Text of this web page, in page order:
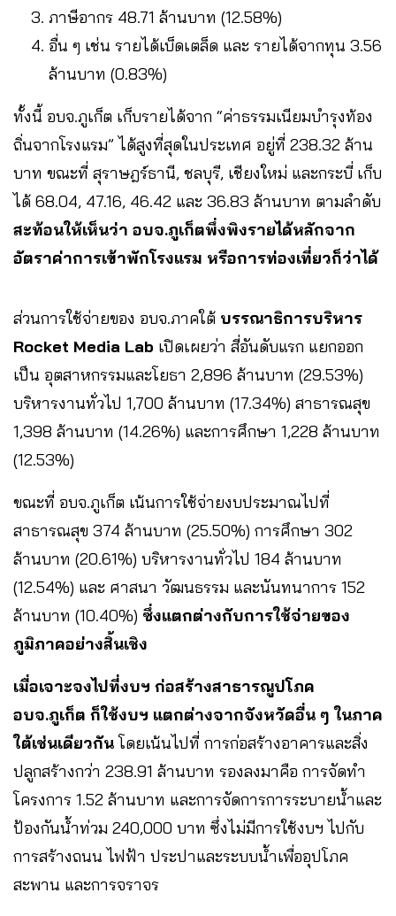
ภาษีอากร 48.71 ล้านบาท (12.58%)
อื่น ๆ เช่น รายได้เบ็ดเตล็ด และ รายได้จากทุน 3.56
ล้านบาท (0.83%)
ทั้งนี้ อบจ.ภูเก็ต เก็บรายได้จาก “ค่าธรรมเนียมบำรุงท้อง
ถิ่นจากโรงแรม” ได้สูงที่สุดในประเทศ อยู่ที่ 238.32 ล้าน
บาท ขณะที่ สุราษฎร์ธานี, ชลบุรี, เชียงใหม่ และกระบี่ เก็บ
ได้ 68.04, 47.16, 46.42 และ 36.83 ล้านบาท ตามลำดับ
สะท้อนให้เห็นว่า อบจ.ภูเก็ตพึ่งพิงรายได้หลักจาก
อัตราค่าการเข้าพักโรงแรม หรือการท่องเที่ยวก็ว่าได้
ส่วนการใช้จ่ายของ อบจ.ภาคใต้ บรรณาธิการบริหาร
Rocket Media Lab เปิดเผยว่า สี่อันดับแรก แยกออก
เป็น อุตสาหกรรมและโยธา 2,896 ล้านบาท (29.53%)
บริหารงานทั่วไป 1,700 ล้านบาท (17.34%) สาธารณสุข
1,398 ล้านบาท (14.26%) และการศึกษา 1,228 ล้านบาท
(12.53%)
ขณะที่ อบจ.ภูเก็ต เน้นการใช้จ่ายงบประมาณไปที่
สาธารณสุข 374 ล้านบาท (25.50%) การศึกษา 302
ล้านบาท (20.61%) บริหารงานทั่วไป 184 ล้านบาท
(12.54%) และ ศาสนา วัฒนธรรม และนันทนาการ 152
ล้านบาท (10.40%) ซึ่งแตกต่างกับการใช้จ่ายของ
ภูมิภาคอย่างสิ้นเชิง
เมื่อเจาะจงไปที่งบฯ ก่อสร้างสาธารณูปโภค
อบจ.ภูเก็ต ก็ใช้งบฯ แตกต่างจากจังหวัดอื่น ๆ ในภาค
ใต้เช่นเดียวกันโดยเน้นไปที่ การก่อสร้างอาคารและสิ่ง
ปลูกสร้างกว่า 238.91 ล้านบาท รองลงมาคือ การจัดทำ
โครงการ 1.52 ล้านบาท และการจัดการการระบายน้ำและ
ป้องกันน้ำท่วม 240,000 บาท ซึ่งไม่มีการใช้งบฯ ไปกับ
การสร้างถนน ไฟฟ้า ประปาและระบบน้ำเพื่ออุปโภค
สะพาน และการจราจร